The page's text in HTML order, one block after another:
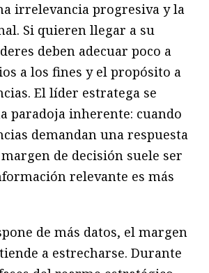
irrelevancia progresiva y la
Si quieren llegar a su
deben adecuar poco a
a los fines y el propósito a
El líder estratega se
paradoja inherente: cuando
demandan una respuesta
de decisión suele ser
relevante es más
de más datos, el margen
a estrecharse. Durante